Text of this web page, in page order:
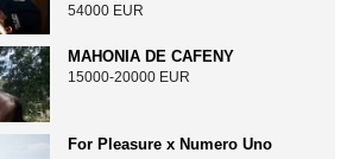
54000 EUR
MAHONIA DE CAFENY
15000-20000 EUR
For Pleasure x Numero Uno